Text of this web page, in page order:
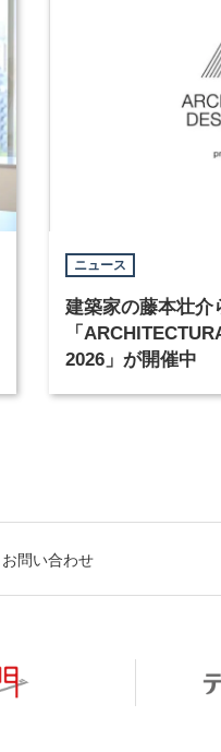
ニュース
建築家の藤本壮介
「
2026」が開催中
お問い合わせ